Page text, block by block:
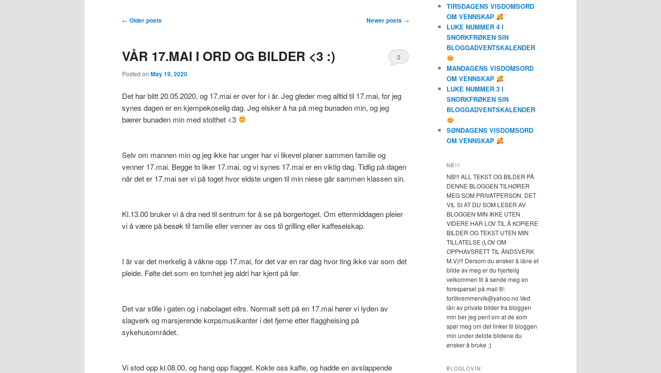
Post
← Older posts Newer posts →
VÅR 17.MAI I ORD OG BILDER <3 :)
Posted on May 19, 2020
3
Det har blitt 20.05.2020, og 17.mai er over for i år. Jeg gleder meg alltid til 17.mai, for jeg
synes dagen er en kjempekoselig dag. Jeg elsker å ha på meg bunaden min, og jeg
bærer bunaden min med stolthet <3
Selv om mannen min og jeg ikke har unger har vi likevel planer sammen familie og
venner 17.mai. Begge to liker 17.mai, og vi synes 17.mai er en viktig dag. Tidlig på dagen
når det er 17.mai ser vi på toget hvor eldste ungen til min niese går sammen klassen sin.
Kl.13.00 bruker vi å dra ned til sentrum for å se på borgertoget. Om ettermiddagen pleier
vi å være på besøk til familie eller venner av oss til grilling eller kaffeselskap.
I år var det merkelig å våkne opp 17.mai, for det var en rar dag hvor ting ikke var som det
pleide. Følte det som en tomhet jeg aldri har kjent på før.
Det var stille i gaten og i nabolaget ellrs. Normalt sett på en 17.mai hører vi lyden av
slagverk og marsjerende korpsmusikanter i det fjerne etter flaggheising på
sykehusområdet.
Vi stod opp kl.08.00, og hang opp flagget. Kokte oss kaffe, og hadde en avslappende
TIRSDAGENS VISDOMSORD
OM VENNSKAP
LUKE NUMMER 4 I
SNORKFRØKEN SIN
BLOGGADVENTSKALENDER
MANDAGENS VISDOMSORD
OM VENNSKAP
LUKE NUMMER 3 I
SNORKFRØKEN SIN
BLOGGADVENTSKALENDER
SØNDAGENS VISDOMSORD
OM VENNSKAP
NB!!!
NB!!! ALL TEKST OG BILDER PÅ
DENNE BLOGGEN TILHØRER
MEG SOM PRIVATPERSON. DET
VIL SI AT DU SOM LESER AV
BLOGGEN MIN IKKE UTEN
VIDERE HAR LOV TIL Å KOPIERE
BILDER OG TEKST UTEN MIN
TILLATELSE (LOV OM
OPPHAVSRETT TIL ÅNDSVERK
M.V)!!! Dersom du ønsker å låne et
bilde av meg er du hjertelig
velkommen til å sende meg en
forespørsel på mail til:
torilkremmervik@yahoo.no Ved
lån av private bilder fra bloggen
min ber jeg pent om at de som
spør meg om det linker til bloggen
min under det/de bildene du
ønsker å bruke :)
BLOGLOVIN: